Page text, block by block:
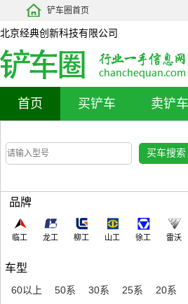
铲车圈首页
北京经典创新科技有限公司
首页 买铲车 卖铲车
品牌
临工 龙工 柳工 山工 徐工 雷沃
车型
60以上 50系 30系 25系
20系